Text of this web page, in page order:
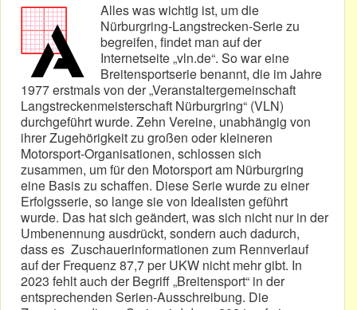
Alles was wichtig ist, um die
Nürburgring-Langstrecken-Serie zu
begreifen, findet man auf der
Internetseite „vln.de“. So war eine
Breitensportserie benannt, die im Jahre
1977 erstmals von der „Veranstaltergemeinschaft
Langstreckenmeisterschaft Nürburgring“ (VLN)
durchgeführt wurde. Zehn Vereine, unabhängig von
ihrer Zugehörigkeit zu großen oder kleineren
Motorsport-Organisationen, schlossen sich
zusammen, um für den Motorsport am Nürburgring
eine Basis zu schaffen. Diese Serie wurde zu einer
Erfolgsserie, so lange sie von Idealisten geführt
wurde. Das hat sich geändert, was sich nicht nur in der
Umbenennung ausdrückt, sondern auch dadurch,
dass es Zuschauerinformationen zum Rennverlauf
auf der Frequenz 87,7 per UKW nicht mehr gibt. In
2023 fehlt auch der Begriff „Breitensport“ in der
entsprechenden Serien-Ausschreibung. Die